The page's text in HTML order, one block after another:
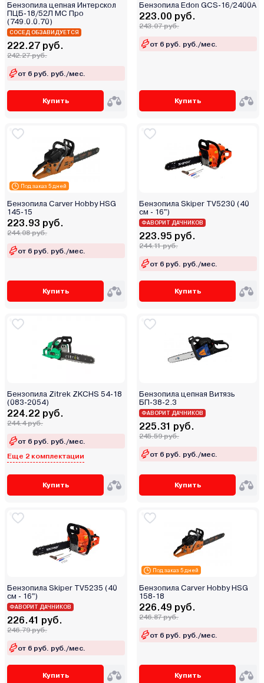
Бензопила цепная Интерскол
ПЦБ-18/52Л МС Про
(749.0.0.70)
СОСЕД ОБЗАВИДУЕТСЯ
222.27 руб.
242.27 руб.
от 6 руб. руб./мес.
Купить
Бензопила Edon GCS-16/2400А
223.00 руб.
243.07 руб.
от 6 руб. руб./мес.
Купить
Под заказ 5 дней
Бензопила Carver Hobby HSG
145-15
223.93 руб.
244.08 руб.
от 6 руб. руб./мес.
Купить
Бензопила Skiper TV5230 (40
см - 16")
ФАВОРИТ ДАЧНИКОВ
223.95 руб.
244.11 руб.
от 6 руб. руб./мес.
Купить
Бензопила Zitrek ZKCHS 54-18
(083-2054)
224.22 руб.
244.4 руб.
от 6 руб. руб./мес.
Еще 2 комплектации
Купить
Бензопила цепная Витязь
БП-38-2.3
ФАВОРИТ ДАЧНИКОВ
225.31 руб.
245.59 руб.
от 6 руб. руб./мес.
Купить
Бензопила Skiper TV5235 (40
см - 16")
ФАВОРИТ ДАЧНИКОВ
226.41 руб.
246.79 руб.
от 6 руб. руб./мес.
Купить
Под заказ 5 дней
Бензопила Carver Hobby HSG
158-18
226.49 руб.
246.87 руб.
от 6 руб. руб./мес.
Купить